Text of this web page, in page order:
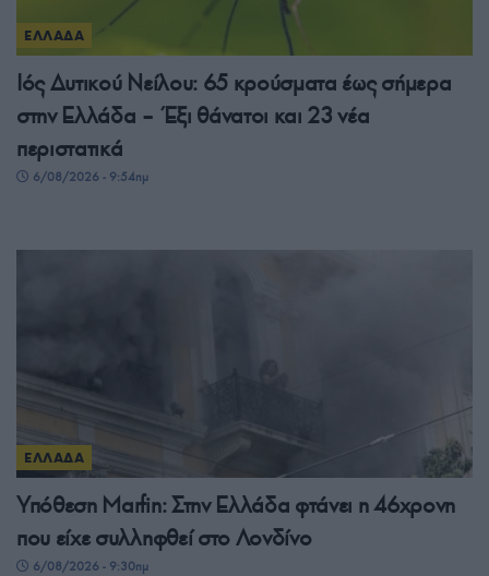
ΕΛΛΑΔΑ
Ιός Δυτικού Νείλου: 65 κρούσματα έως σήμερα
στην Ελλάδα – Έξι θάνατοι και 23 νέα
περιστατικά
6/08/2026 - 9:54πμ
ΕΛΛΑΔΑ
Υπόθεση Μarfin: Στην Ελλάδα φτάνει η 46χρονη
που είχε συλληφθεί στο Λονδίνο
6/08/2026 - 9:30πμ